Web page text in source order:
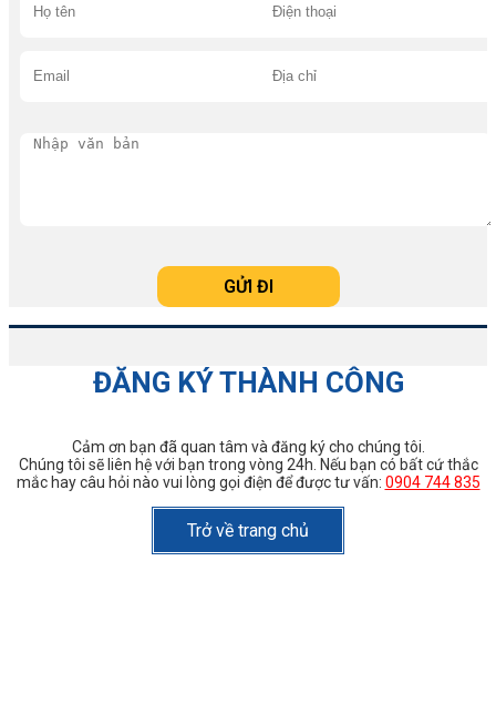
ĐĂNG KÝ THÀNH CÔNG
Cảm ơn bạn đã quan tâm và đăng ký cho chúng tôi.
Chúng tôi sẽ liên hệ với bạn trong vòng 24h. Nếu bạn có bất cứ thắc
mắc hay câu hỏi nào vui lòng gọi điện để được tư vấn: 0904 744 835
Trở về trang chủ